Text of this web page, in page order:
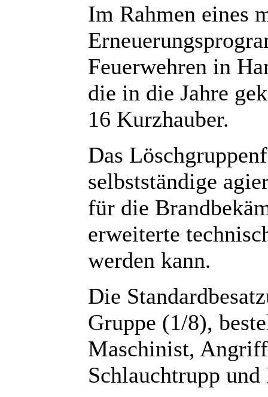
Im Rahmen eines
Feuerwehren in
die in die Jahre
16 Kurzhauber.
Das
selbstständige
für die
erweiterte
werden kann.
Die
Gruppe (1/8),
Maschinist,
Schlauchtrupp